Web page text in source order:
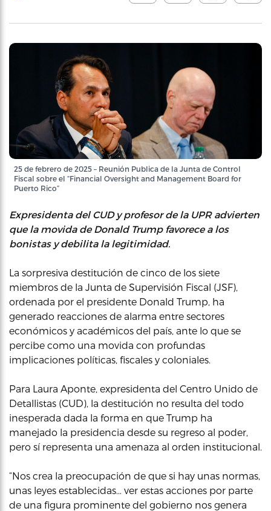
25 de febrero de 2025 – Reunión Publica de la Junta de Control
Fiscal sobre el “Financial Oversight and Management Board for
Puerto Rico”
Expresidenta del CUD y profesor de la UPR advierten
que la movida de Donald Trump favorece a los
bonistas y debilita la legitimidad.
La sorpresiva destitución de cinco de los siete
miembros de la Junta de Supervisión Fiscal (JSF),
ordenada por el presidente Donald Trump, ha
generado reacciones de alarma entre sectores
económicos y académicos del país, ante lo que se
percibe como una movida con profundas
implicaciones políticas, fiscales y coloniales.
Para Laura Aponte, expresidenta del Centro Unido de
Detallistas (CUD), la destitución no resulta del todo
inesperada dada la forma en que Trump ha
manejado la presidencia desde su regreso al poder,
pero sí representa una amenaza al orden institucional.
“Nos crea la preocupación de que si hay unas normas,
unas leyes establecidas… ver estas acciones por parte
de una figura prominente del gobierno nos genera